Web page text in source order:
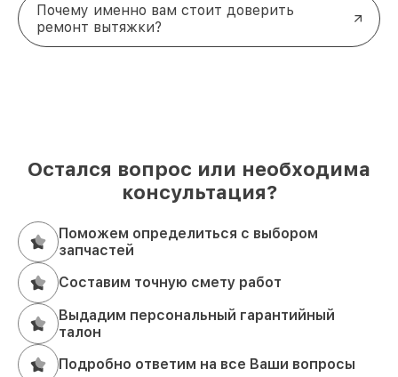
Почему именно вам стоит доверить
ремонт вытяжки?
Остался вопрос или необходима
консультация?
Поможем определиться с выбором
запчастей
Составим точную смету работ
Выдадим персональный гарантийный
талон
Подробно ответим на все Ваши вопросы